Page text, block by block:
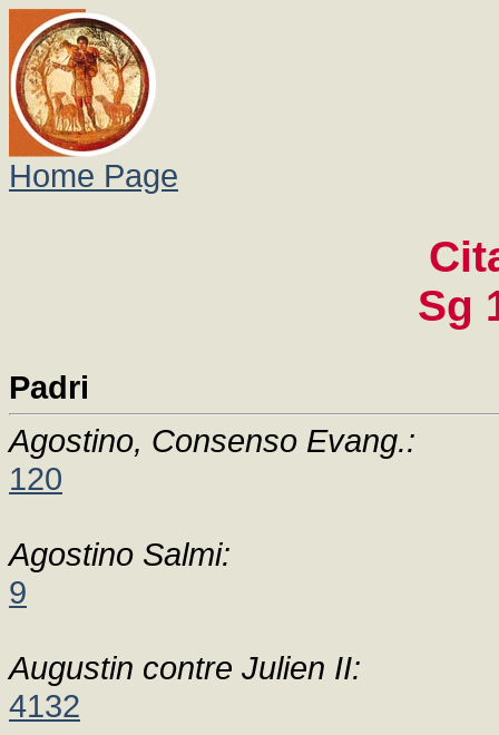
Home Page
Sg
Padri
Agostino, Consenso Evang.:
120
Agostino Salmi:
9
Augustin contre Julien II:
4132